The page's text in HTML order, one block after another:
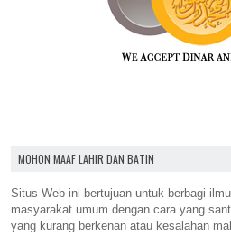
MOHON MAAF LAHIR DAN BATIN
Situs Web ini bertujuan untuk berbagi
masyarakat umum dengan cara yang
yang kurang berkenan atau kesalahan